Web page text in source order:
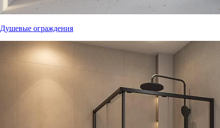
Душевые ограждения